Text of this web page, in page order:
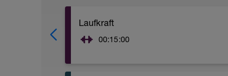
Laufkraft
00:15:00